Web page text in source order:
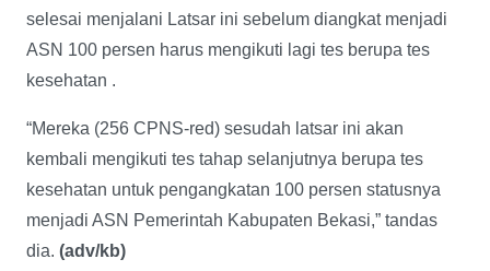
selesai menjalani Latsar ini sebelum diangkat menjadi
ASN 100 persen harus mengikuti lagi tes berupa tes
kesehatan .
“Mereka (256 CPNS-red) sesudah latsar ini akan
kembali mengikuti tes tahap selanjutnya berupa tes
kesehatan untuk pengangkatan 100 persen statusnya
menjadi ASN Pemerintah Kabupaten Bekasi,” tandas
dia. (adv/kb)